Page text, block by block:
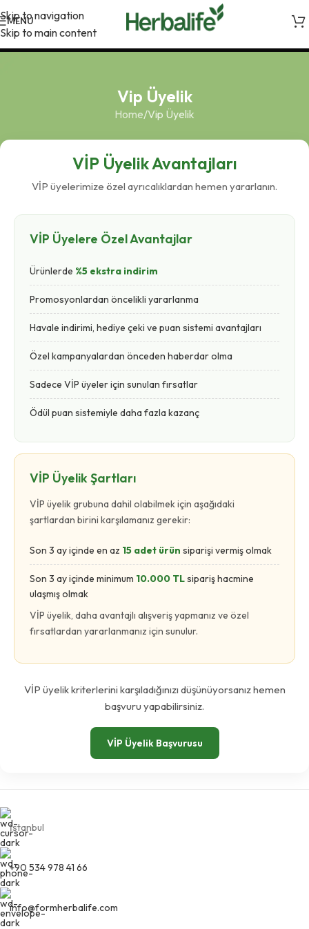
Skip to navigation
Skip to main content
MENU
Vip Üyelik
Home Vip Üyelik
VİP Üyelik Avantajları
VİP üyelerimize özel ayrıcalıklardan hemen yararlanın.
VİP Üyelere Özel Avantajlar
Ürünlerde %5 ekstra indirim
Promosyonlardan öncelikli yararlanma
Havale indirimi, hediye çeki ve puan sistemi avantajları
Özel kampanyalardan önceden haberdar olma
Sadece VİP üyeler için sunulan fırsatlar
Ödül puan sistemiyle daha fazla kazanç
VİP Üyelik Şartları
VİP üyelik grubuna dahil olabilmek için aşağıdaki
şartlardan birini karşılamanız gerekir:
Son 3 ay içinde en az 15 adet ürün siparişi vermiş olmak
Son 3 ay içinde minimum 10.000 TLsipariş hacmine
ulaşmış olmak
VİP üyelik, daha avantajlı alışveriş yapmanız ve özel
fırsatlardan yararlanmanız için sunulur.
VİP üyelik kriterlerini karşıladığınızı düşünüyorsanız hemen
başvuru yapabilirsiniz.
VİP Üyelik Başvurusu
İstanbul
+90 534 978 41 66
info@formherbalife.com